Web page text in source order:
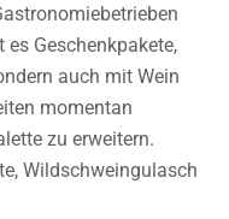
es Geschenkpakete,
auch mit Wein
momentan
zu erweitern.
Wildschweingulasch